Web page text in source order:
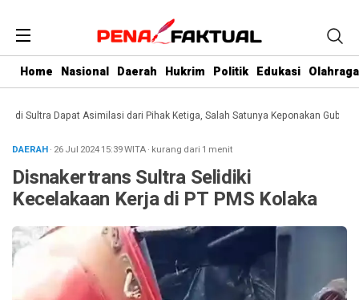
Home Nasional Daerah Hukrim Politik Edukasi Olahraga
Dapat Asimilasi dari Pihak Ketiga, Salah Satunya Keponakan Gubernur
DAERAH· 26 Jul 202415:39WITA· kurang dari 1 menit
Disnakertrans Sultra Selidiki
Kecelakaan Kerja di PT PMS Kolaka